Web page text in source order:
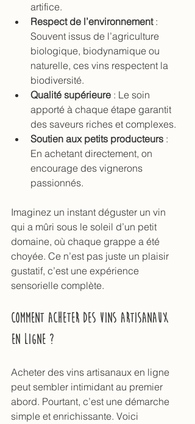
artifice.
Respect de l’environnement :
Souvent issus de l’agriculture
biologique, biodynamique ou
naturelle, ces vins respectent la
biodiversité.
Qualité supérieure : Le soin
apporté à chaque étape garantit
des saveurs riches et complexes.
Soutien aux petits producteurs :
En achetant directement, on
encourage des vignerons
passionnés.
Imaginez un instant déguster un vin
qui a mûri sous le soleil d’un petit
domaine, où chaque grappe a été
choyée. Ce n’est pas juste un plaisir
gustatif, c’est une expérience
sensorielle complète.
Comment acheter des vins artisanaux
en ligne ?
Acheter des vins artisanaux en ligne
peut sembler intimidant au premier
abord. Pourtant, c’est une démarche
simple et enrichissante. Voici